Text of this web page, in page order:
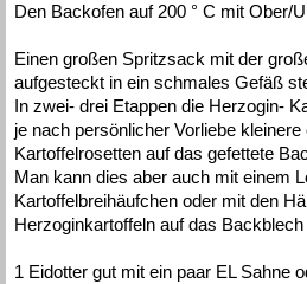
Den Backofen auf 200 ° C mit Ober/
Einen großen Spritzsack mit der
aufgesteckt in ein schmales Gefäß
In zwei- drei Etappen die Herzogin-
je nach persönlicher Vorliebe
Kartoffelrosetten auf das gefettete
Man kann dies aber auch mit einem
Kartoffelbreihäufchen oder mit den
Herzoginkartoffeln auf das
1 Eidotter gut mit ein paar EL Sahne